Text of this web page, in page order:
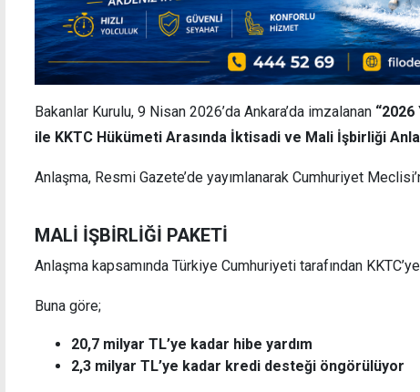
Bakanlar Kurulu, 9 Nisan 2026’da Ankara’da imzalanan
ile KKTC Hükümeti Arasında İktisadi ve Mali İşbirliği
Anlaşma, Resmi Gazete’de yayımlanarak Cumhuriyet
MALİ İŞBİRLİĞİ PAKETİ
Anlaşma kapsamında Türkiye Cumhuriyeti tarafından
Buna göre;
20,7 milyar TL’ye kadar hibe yardım
2,3 milyar TL’ye kadar kredi desteği öngörülüyor
Kıbrıs Türk Kızılayı yeni yönetimini belirledi